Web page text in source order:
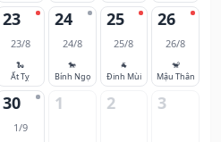
23
23/8
🐍
Ất Tỵ
24
24/8
🐎
Bính Ngọ
25
25/8
🐐
Đinh Mùi
26
26/8
🐒
Mậu Thân
30
1/9
1 2 3